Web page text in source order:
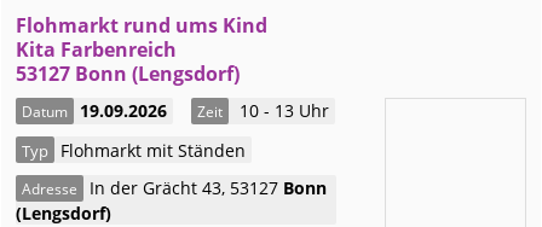
Flohmarkt rund ums Kind
Kita Farbenreich
53127 Bonn (Lengsdorf)
Datum 19.09.2026 Zeit 10 - 13 Uhr
Typ Flohmarkt mit Ständen
Adresse In der Grächt 43, 53127 Bonn
(Lengsdorf)